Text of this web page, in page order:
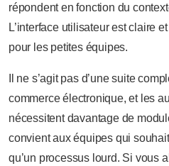
répondent en fonction du
L’interface utilisateur est claire
pour les petites équipes.
Il ne s’agit pas d’une suite
commerce électronique, et les
nécessitent davantage de
convient aux équipes qui
qu’un processus lourd. Si vous